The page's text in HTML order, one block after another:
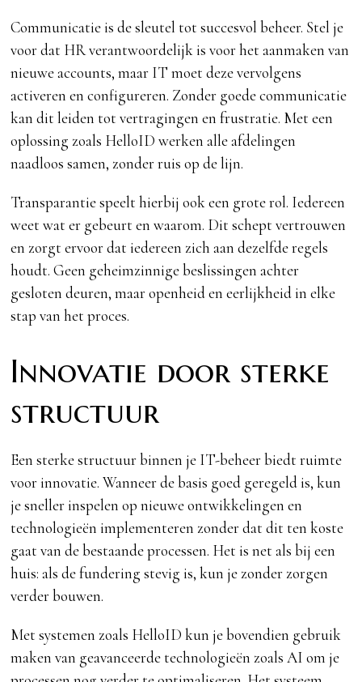
Communicatie is de sleutel tot succesvol beheer. Stel je
voor dat HR verantwoordelijk is voor het aanmaken van
nieuwe accounts, maar IT moet deze vervolgens
activeren en configureren. Zonder goede communicatie
kan dit leiden tot vertragingen en frustratie. Met een
oplossing zoals HelloID werken alle afdelingen
naadloos samen, zonder ruis op de lijn.
Transparantie speelt hierbij ook een grote rol. Iedereen
weet wat er gebeurt en waarom. Dit schept vertrouwen
en zorgt ervoor dat iedereen zich aan dezelfde regels
houdt. Geen geheimzinnige beslissingen achter
gesloten deuren, maar openheid en eerlijkheid in elke
stap van het proces.
Innovatie door sterke
structuur
Een sterke structuur binnen je IT-beheer biedt ruimte
voor innovatie. Wanneer de basis goed geregeld is, kun
je sneller inspelen op nieuwe ontwikkelingen en
technologieën implementeren zonder dat dit ten koste
gaat van de bestaande processen. Het is net als bij een
huis: als de fundering stevig is, kun je zonder zorgen
verder bouwen.
Met systemen zoals HelloID kun je bovendien gebruik
maken van geavanceerde technologieën zoals AI om je